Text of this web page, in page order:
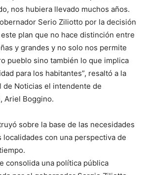
nos hubiera llevado muchos años.
Serio Ziliotto por la decisión
plan que no hace distinción entre
y grandes y no solo nos permite
pueblo sino también lo que implica
para los habitantes”, resaltó a la
de Noticias el intendente de
Ariel Boggino.
sobre la base de las necesidades
localidades con una perspectiva de
consolida una política pública